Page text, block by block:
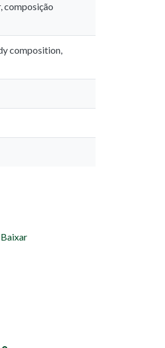
composição
composition,
Baixar